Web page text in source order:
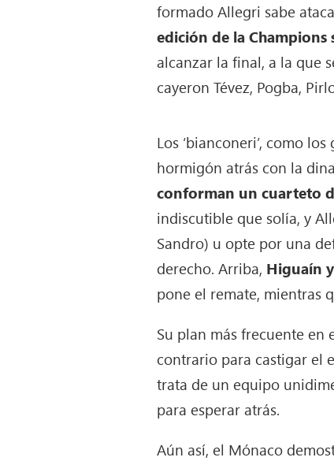
formado Allegri sabe
edición de la
alcanzar la final, a la que
cayeron Tévez, Pogba,
Los ‘bianconeri’, como
hormigón atrás con la
conforman un cuarteto
indiscutible que solía, y
Sandro) u opte por una
derecho. Arriba, Higuaín
pone el remate, mientras
Su plan más frecuente en
contrario para castigar el
trata de un equipo
para esperar atrás.
Aún así, el Mónaco